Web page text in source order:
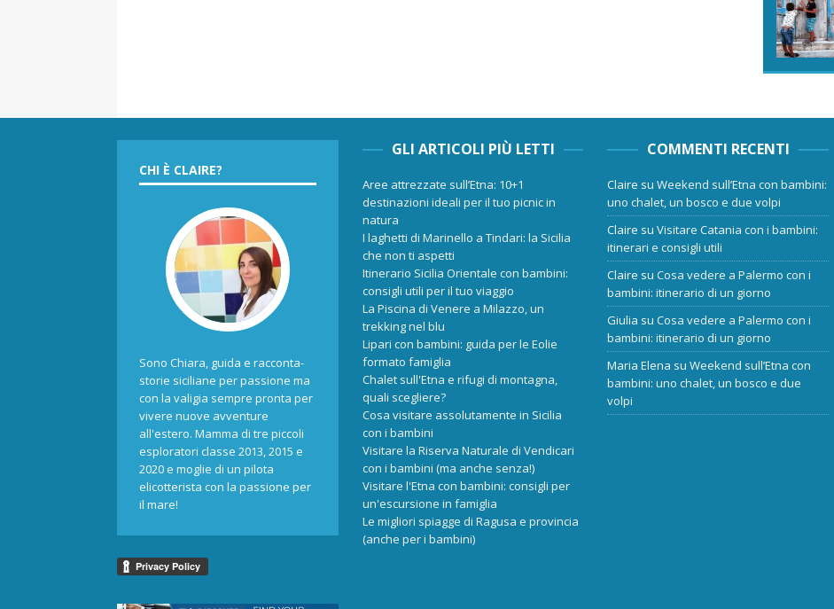
CHI È CLAIRE?
Sono Chiara, guida e racconta-
storie siciliane per passione ma
con la valigia sempre pronta per
vivere nuove avventure
all'estero. Mamma di tre piccoli
esploratori classe 2013, 2015 e
2020 e moglie di un pilota
elicotterista con la passione per
il mare!
GLI ARTICOLI PIÙ LETTI
Aree attrezzate sull’Etna: 10+1
destinazioni ideali per il tuo picnic in
natura
I laghetti di Marinello a Tindari: la Sicilia
che non ti aspetti
Itinerario Sicilia Orientale con bambini:
consigli utili per il tuo viaggio
La Piscina di Venere a Milazzo, un
trekking nel blu
Lipari con bambini: guida per le Eolie
formato famiglia
Chalet sull'Etna e rifugi di montagna,
quali scegliere?
Cosa visitare assolutamente in Sicilia
con i bambini
Visitare la Riserva Naturale di Vendicari
con i bambini (ma anche senza!)
Visitare l'Etna con bambini: consigli per
un'escursione in famiglia
Le migliori spiagge di Ragusa e provincia
(anche per i bambini)
COMMENTI RECENTI
Claire suWeekend sull’Etna con bambini:
uno chalet, un bosco e due volpi
Claire suVisitare Catania con i bambini:
itinerari e consigli utili
Claire suCosa vedere a Palermo con i
bambini: itinerario di un giorno
Giulia suCosa vedere a Palermo con i
bambini: itinerario di un giorno
Maria Elena suWeekend sull’Etna con
bambini: uno chalet, un bosco e due
volpi